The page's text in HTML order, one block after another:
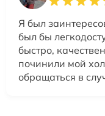
Я был
был бы
быстро,
починили мой
обращаться в